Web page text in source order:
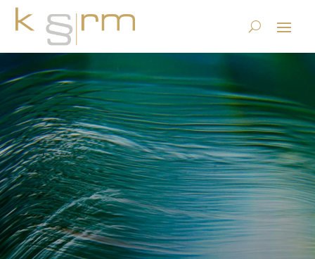
GEVER – Quo Vadis?
Informationskampagne
15.4.2025|Datenstrategie & Information Governance
Records Management & Archivierung|0 Kommentare